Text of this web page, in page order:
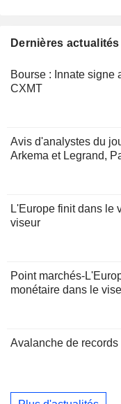
Dernières
Bourse : Innate signe
CXMT
Avis d'analystes du
Arkema et Legrand,
L'Europe finit dans le
viseur
Point marchés-
monétaire dans le
Avalanche de